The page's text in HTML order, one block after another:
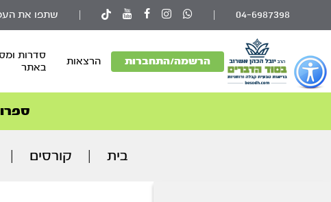
כפתור
לפתיחת
תפריט
נגישות
04-6987398 שתפו את
הרשמה/התחברות הרצאות
סדרות
באתר
בית קורסים